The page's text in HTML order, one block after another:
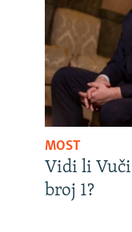
MOST
Vidi li
broj 1?